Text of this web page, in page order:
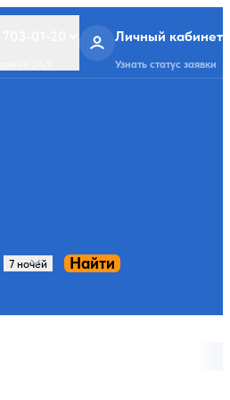
Личный кабинет
Узнать статус заявки
Найти